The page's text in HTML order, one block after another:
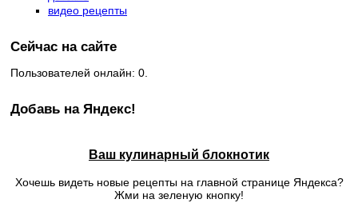
видео рецепты
Сейчас на сайте
Пользователей онлайн: 0.
Добавь на Яндекс!
Ваш кулинарный блокнотик
Хочешь видеть новые рецепты на главной странице Яндекса?
Жми на зеленую кнопку!